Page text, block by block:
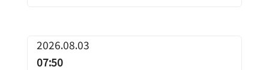
2026.08.03
07:50